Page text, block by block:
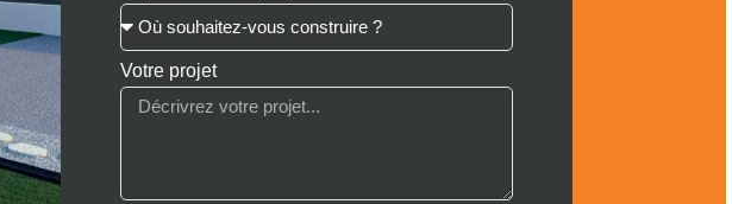
Votre projet